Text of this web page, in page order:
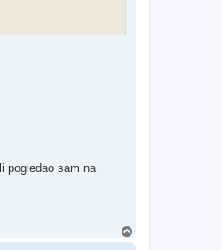
pogledao sam na